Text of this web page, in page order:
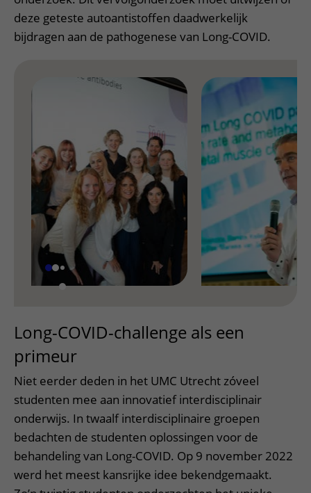
deze geteste autoantistoffen daadwerkelijk
bijdragen aan de pathogenese van Long-COVID.
Long-COVID-challenge als een
primeur
Niet eerder deden in het UMC Utrecht zóveel
studenten mee aan innovatief interdisciplinair
onderwijs. In twaalf interdisciplinaire groepen
bedachten de studenten oplossingen voor de
behandeling van Long-COVID. Op 9 november 2022
werd het meest kansrijke idee bekendgemaakt.